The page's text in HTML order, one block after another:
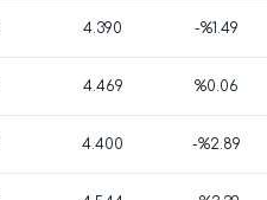
4.390 -%1.49
4.469 %0.06
4.400 -%2.89